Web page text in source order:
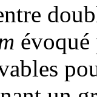
évoqué